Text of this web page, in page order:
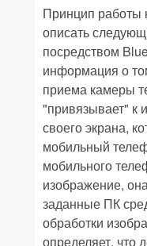
Принцип работы
описать
посредством
информация о
приема камеры
"привязывает" к
своего экрана,
мобильный
мобильного
изображение,
заданные ПК
обработки
определяет, что